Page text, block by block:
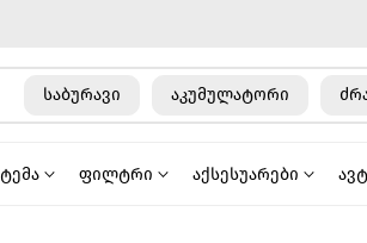
საბურავი აკუმულატორი
ფილტრი აქსესუარები